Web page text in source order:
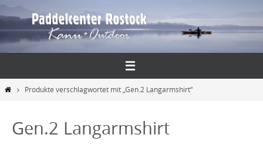
Inhalt
springen
StartProdukte verschlagwortet mit „Gen.2 Langarmshirt“
Gen.2 Langarmshirt